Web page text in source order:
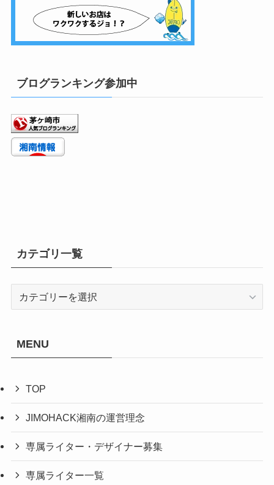
ブログランキング参加中
カテゴリ一覧
MENU
TOP
JIMOHACK湘南の運営理念
専属ライター・デザイナー募集
専属ライター一覧